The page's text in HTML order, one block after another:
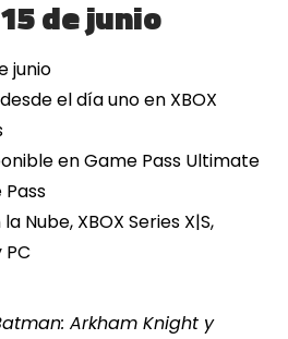
de junio
junio
el día uno en XBOX
en Game Pass Ultimate
Pass
Nube, XBOX Series X|S,
Arkham Knight y